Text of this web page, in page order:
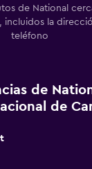
de National
incluidos la
teléfono
de
de